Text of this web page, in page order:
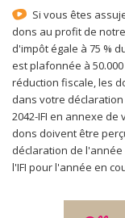
Si vous êtes assujetti à l'Impôt sur la Fortune Immobilère (IFI), vos
dons au profit de
d'impôt égale à 75 %
est plafonnée à
réduction fiscale, les
dans votre
2042-IFI en annexe
dons doivent être
déclaration de
l'IFI pour l'année en